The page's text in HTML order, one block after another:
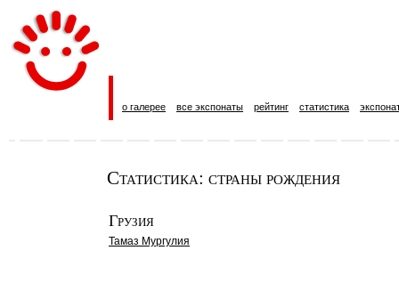
о галерее все экспонаты рейтинг статистика
Статистика: страны рождения
Грузия
Тамаз Мургулия